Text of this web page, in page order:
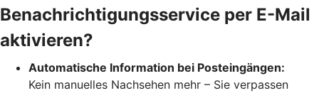
Benachrichtigungsservice per E-Mail
aktivieren?
Automatische Information bei Posteingängen:
Kein manuelles Nachsehen mehr – Sie verpassen